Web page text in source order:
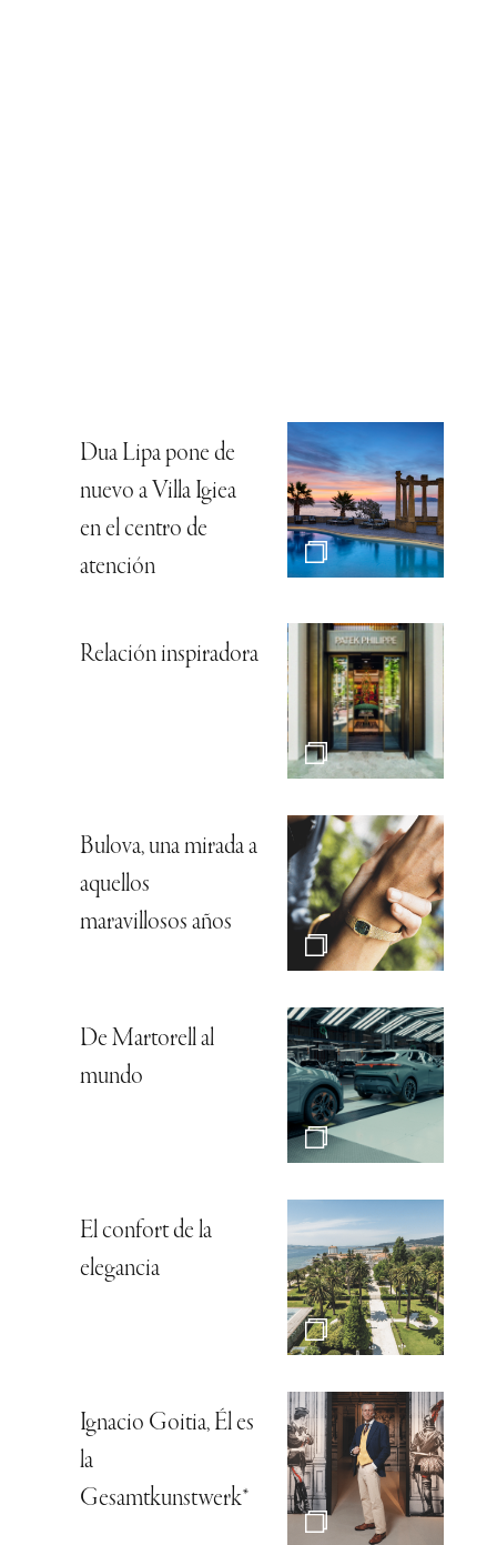
Dua Lipa pone de
nuevo a Villa Igiea
en el centro de
atención
Relación inspiradora
Bulova, una mirada a
aquellos
maravillosos años
De Martorell al
mundo
El confort de la
elegancia
Ignacio Goitia, Él es
la
Gesamtkunstwerk*